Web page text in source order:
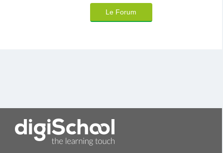
Le Forum